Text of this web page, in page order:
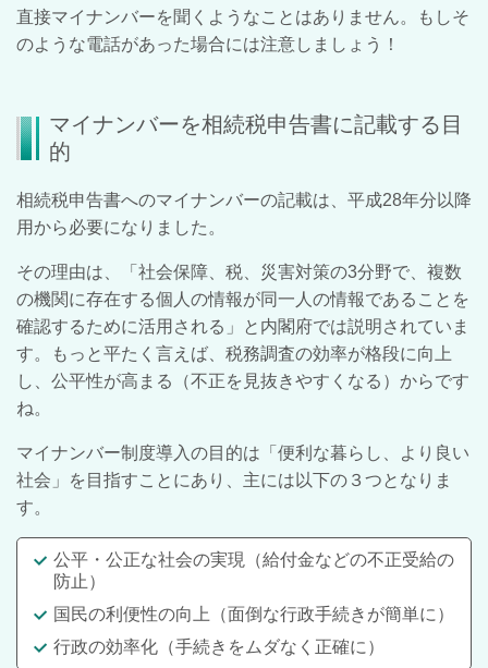
直接マイナンバーを聞くようなことはありません。もしそ
のような電話があった場合には注意しましょう！
マイナンバーを相続税申告書に記載する目
的
相続税申告書へのマイナンバーの記載は、平成28年分以降
用から必要になりました。
その理由は、「社会保障、税、災害対策の3分野で、複数
の機関に存在する個人の情報が同一人の情報であることを
確認するために活用される」と内閣府では説明されていま
す。もっと平たく言えば、税務調査の効率が格段に向上
し、公平性が高まる（不正を見抜きやすくなる）からです
ね。
マイナンバー制度導入の目的は「便利な暮らし、より良い
社会」を目指すことにあり、主には以下の３つとなりま
す。
公平・公正な社会の実現（給付金などの不正受給の
防止）
国民の利便性の向上（面倒な行政手続きが簡単に）
行政の効率化（手続きをムダなく正確に）